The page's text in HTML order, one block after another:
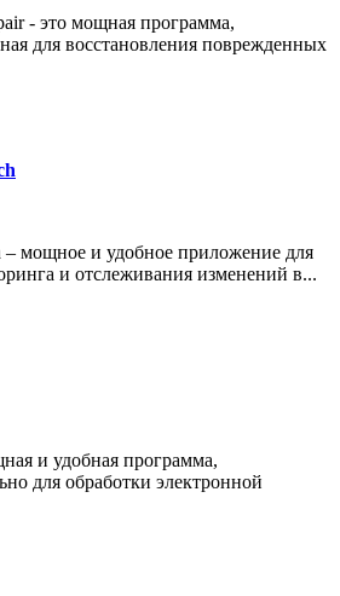
- это мощная программа,
для восстановления поврежденных
– мощное и удобное приложение для
и отслеживания изменений в...
и удобная программа,
для обработки электронной